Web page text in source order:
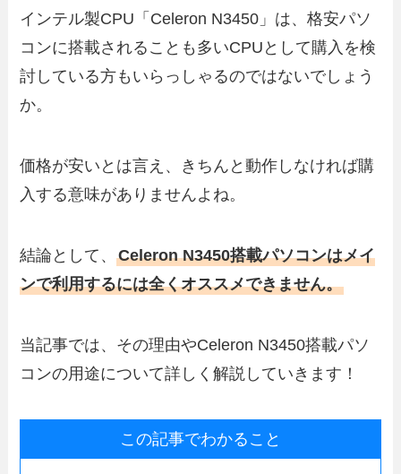
インテル製CPU「Celeron N3450」は、格安パソ
コンに搭載されることも多いCPUとして購入を検
討している方もいらっしゃるのではないでしょう
か。
価格が安いとは言え、きちんと動作しなければ購
入する意味がありませんよね。
結論として、Celeron N3450搭載パソコンはメイ
ンで利用するには全くオススメできません。
当記事では、その理由やCeleron N3450搭載パソ
コンの用途について詳しく解説していきます！
この記事でわかること